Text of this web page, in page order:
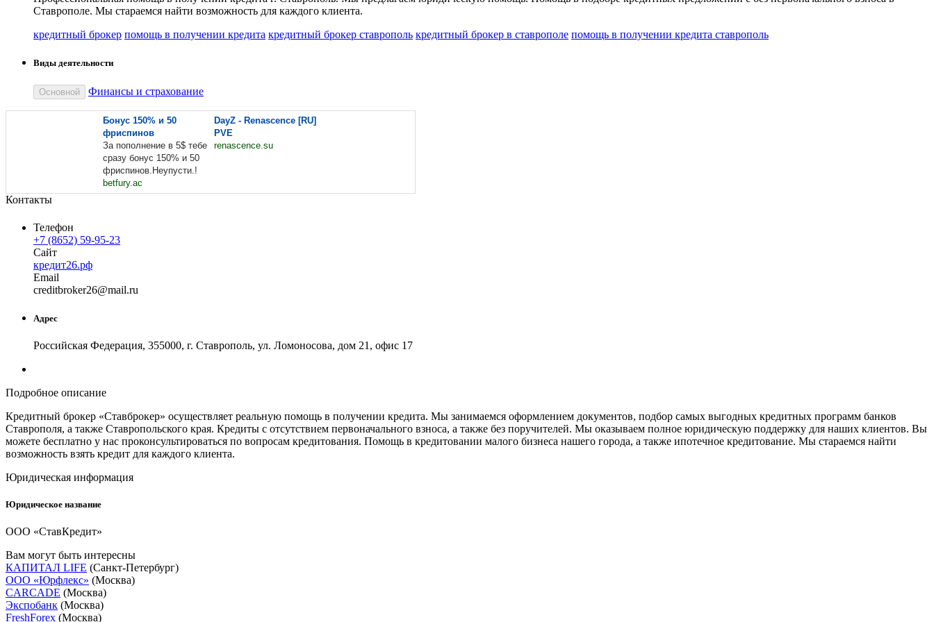
Ставрополе. Мы стараемся найти возможность для каждого клиента.
кредитный брокер помощь в получении кредита кредитный брокер ставрополь кредитный брокер в ставрополе помощь в получении кредита ставрополь
Виды деятельности
Основной Финансы и страхование
Бонус 150% и 50
фриспинов
За пополнение в 5$ тебе
сразу бонус 150% и 50
фриспинов.Неупусти.!
betfury.ac
DayZ - Renascence [RU]
PVE
renascence.su
Контакты
Телефон
+7 (8652) 59-95-23
Сайт
кредит26.рф
Email
creditbroker26@mail.ru
Адрес
Российская Федерация, 355000, г. Ставрополь, ул. Ломоносова, дом 21, офис 17
Подробное описание
Кредитный брокер «Ставброкер» осуществляет реальную помощь в получении кредита. Мы занимаемся оформлением документов, подбор самых выгодных кредитных программ банков
Ставрополя, а также Ставропольского края. Кредиты с отсутствием первоначального взноса, а также без поручителей. Мы оказываем полное юридическую поддержку для наших клиентов. Вы
можете бесплатно у нас проконсультироваться по вопросам кредитования. Помощь в кредитовании малого бизнеса нашего города, а также ипотечное кредитование. Мы стараемся найти
возможность взять кредит для каждого клиента.
Юридическая информация
Юридическое название
ООО «СтавКредит»
Вам могут быть интересны
КАПИТАЛ LIFE (Санкт-Петербург)
ООО «Юрфлекс» (Москва)
CARCADE (Москва)
Экспобанк (Москва)
FreshForex (Москва)